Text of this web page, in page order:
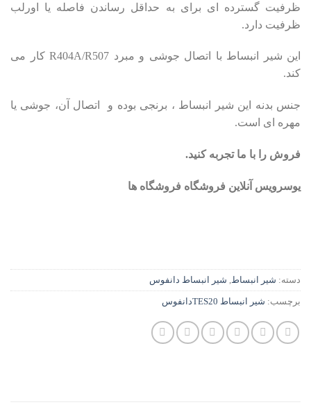
ظرفیت گسترده ای برای به حداقل رساندن فاصله یا اورلب
ظرفیت دارد.
این شیر انبساط با اتصال جوشی و مبرد R404A/R507 کار می
کند.
جنس بدنه این شیر انبساط ، برنجی بوده و اتصال آن، جوشی یا
مهره ای است.
فروش را با ما تجربه کنید.
یوسرویس آنلاین فروشگاه فروشگاه ها
دسته: شیر انبساط, شیر انبساط دانفوس
برچسب: شیر انبساط TES20دانفوس